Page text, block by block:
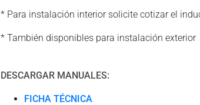
* Para instalación interior solicite cotizar el
* También disponibles para instalación exterior
DESCARGAR MANUALES:
FICHA TÉCNICA